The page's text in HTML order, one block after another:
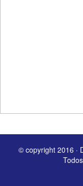
© copyright 2016 ·